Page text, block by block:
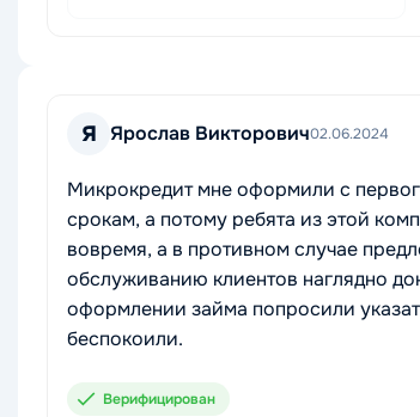
Я Ярослав Викторович02.06.2024
Микрокредит мне оформили с
срокам, а потому ребята из этой
вовремя, а в противном случае
обслуживанию клиентов наглядно
оформлении займа попросили
беспокоили.
Верифицирован